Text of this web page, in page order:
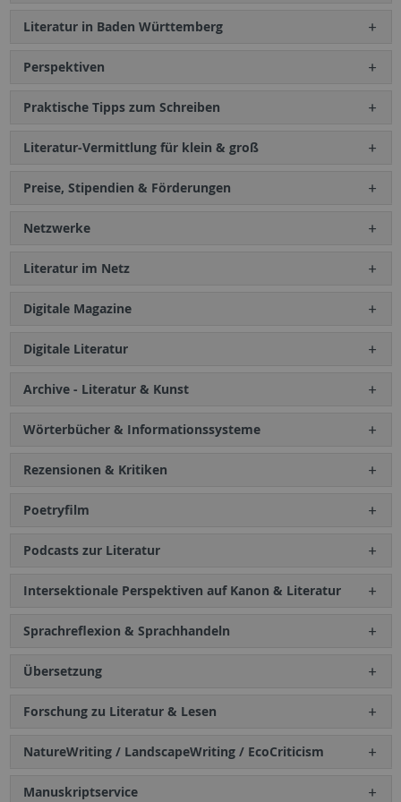
Literatur in Baden Württemberg
Perspektiven
Praktische Tipps zum Schreiben
Literatur-Vermittlung für klein & groß
Preise, Stipendien & Förderungen
Netzwerke
Literatur im Netz
Digitale Magazine
Digitale Literatur
Archive - Literatur & Kunst
Wörterbücher & Informationssysteme
Rezensionen & Kritiken
Poetryfilm
Podcasts zur Literatur
Intersektionale Perspektiven auf Kanon & Literatur
Sprachreflexion & Sprachhandeln
Übersetzung
Forschung zu Literatur & Lesen
NatureWriting / LandscapeWriting / EcoCriticism
Manuskriptservice